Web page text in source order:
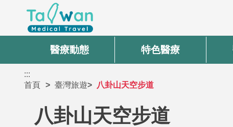
醫療動態 特色醫療
:::
首頁
臺灣旅遊 八卦山天空步道
八卦山天空步道